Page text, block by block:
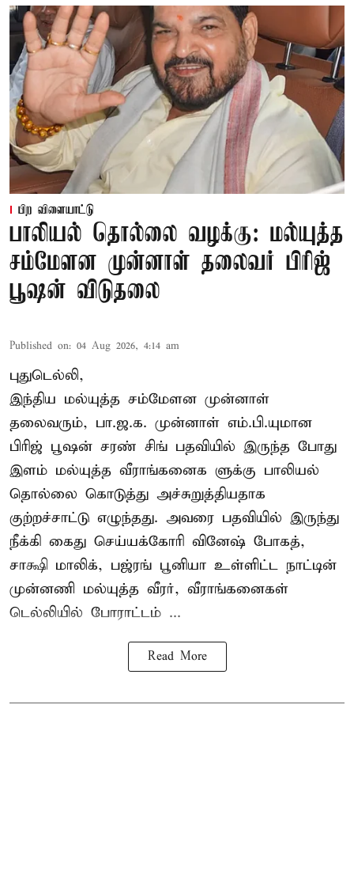
பிற விளையாட்டு
பாலியல் தொல்லை வழக்கு: மல்யுத்த
சம்மேளன முன்னாள் தலைவர் பிரிஜ்
பூஷன் விடுதலை
Published on: 04 Aug 2026, 4:14 am
புதுடெல்லி,
இந்திய மல்யுத்த சம்மேளன முன்னாள்
தலைவரும், பா.ஜ.க. முன்னாள் எம்.பி.யுமான
பிரிஜ் பூஷன் சரண் சிங் பதவியில் இருந்த போது
இளம் மல்யுத்த வீராங்கனைக ளுக்கு பாலியல்
தொல்லை கொடுத்து அச்சுறுத்தியதாக
குற்றச்சாட்டு எழுந்தது. அவரை பதவியில் இருந்து
நீக்கி கைது செய்யக்கோரி வினேஷ் போகத்,
சாக்ஷி மாலிக், பஜ்ரங் பூனியா உள்ளிட்ட நாட்டின்
முன்னணி மல்யுத்த வீரர், வீராங்கனைகள்
டெல்லியில் போராட்டம் ...
Read More